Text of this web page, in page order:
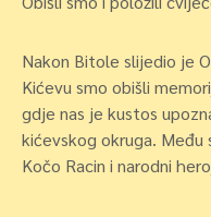
Nakon Bitole slijedio je
Kićevu smo obišli
gdje nas je kustos
kićevskog okruga. Među
Kočo Racin i narodni